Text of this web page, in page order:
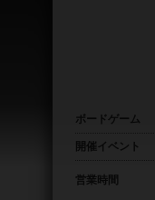
ボードゲーム
開催イベント
営業時間